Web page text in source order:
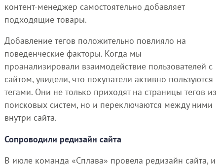
контент-менеджер самостоятельно добавляет
подходящие товары.
Добавление тегов положительно повлияло на
поведенческие факторы. Когда мы
проанализировали взаимодействие пользователей с
сайтом, увидели, что покупатели активно пользуются
тегами. Они не только приходят на страницы тегов из
поисковых систем, но и переключаются между ними
внутри сайта.
Сопроводили редизайн сайта
В июле команда «Сплава» провела редизайн сайта, и